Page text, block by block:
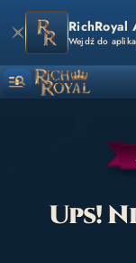
RichRoyal
Wejdź do
Ups!